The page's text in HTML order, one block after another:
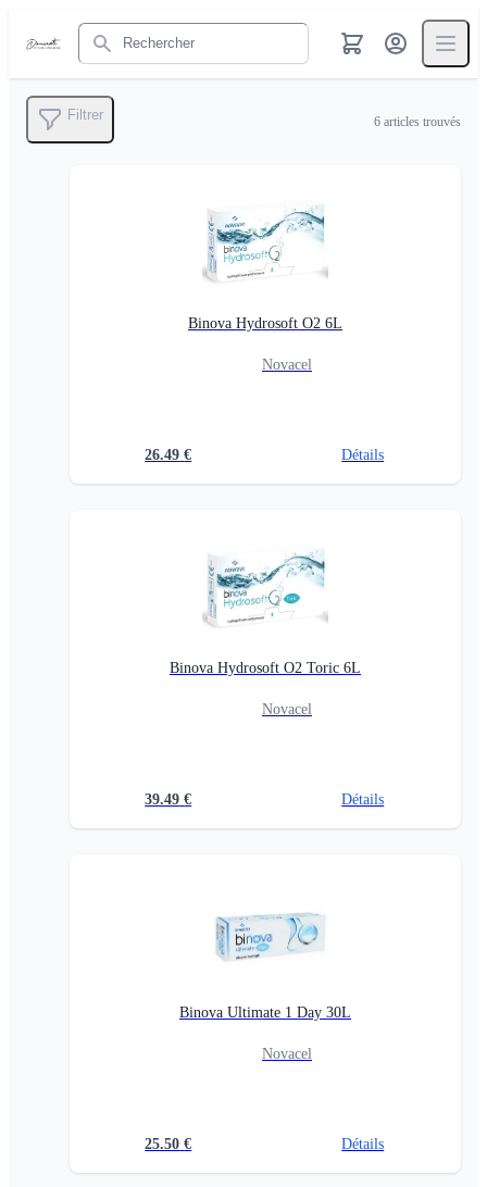
Rechercher
Filtrer 6 articles trouvés
Binova Hydrosoft O2 6L
Novacel
26.49 € Détails
Binova Hydrosoft O2 Toric 6L
Novacel
39.49 € Détails
Binova Ultimate 1 Day 30L
Novacel
25.50 € Détails